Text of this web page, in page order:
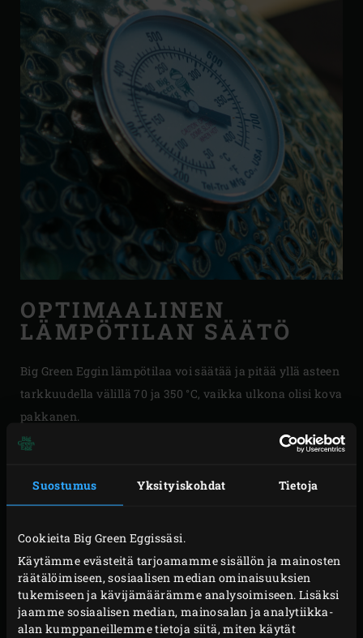
Suostumus Yksityiskohdat Tietoja
Cookieita Big Green Eggissäsi.
Käytämme evästeitä tarjoamamme sisällön ja mainosten
räätälöimiseen, sosiaalisen median ominaisuuksien
tukemiseen ja kävijämäärämme analysoimiseen. Lisäksi
jaamme sosiaalisen median, mainosalan ja analytiikka-
alan kumppaneillemme tietoja siitä, miten käytät
OPTIMAALINEN
LÄMPÖTILAN SÄÄTÖ
Big Green Eggin lämpötilaa voi säätää ja pitää yllä asteen
tarkkuudella välillä 70 ja 350 °C, vaikka ulkona olisi kova
pakkanen.
Korkealaatuisen, lämpöä eristävän keramiikan ansiosta
sisällä.